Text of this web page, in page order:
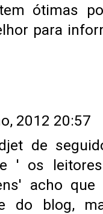
ótimas
para
2012 20:57
de
' os
acho
do blog,